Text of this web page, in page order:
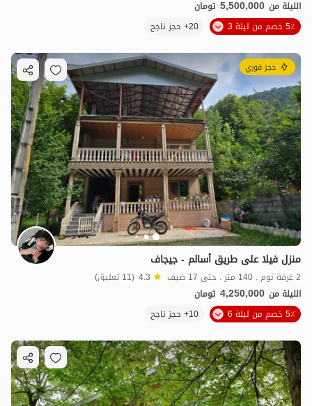
الليلة من 5,500,000 تومان
5٪ خصم من ليلة 3
20+ حجز ناجح
حجز فوري
منزل فيلا على طريق أسالم - جيجاف
2 غرفة نوم . 140 متر . حتى 17 ضيف 4.3 (11 تعليق)
الليلة من 4,250,000 تومان
5٪ خصم من ليلة 6
10+ حجز ناجح